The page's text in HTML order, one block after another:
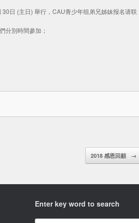
日 (主日) 舉行，CAU青少年组弟兄姊妹报名请联
分別時間參加；
2018 感恩回顧 →
Enter key word to search